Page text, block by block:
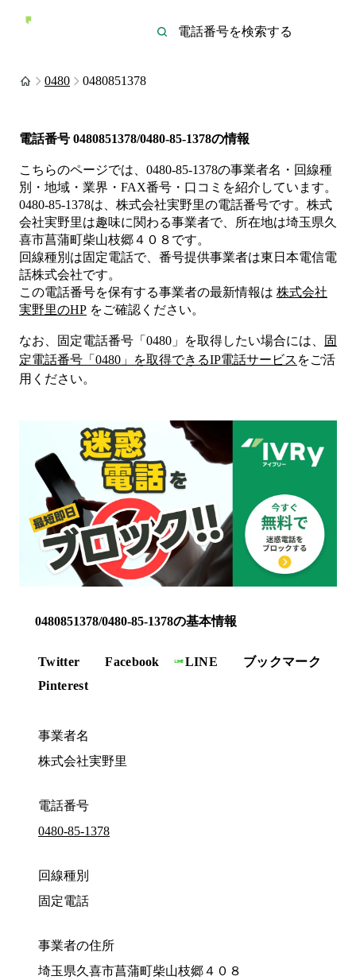
0480 0480851378
電話番号 0480851378/0480-85-1378の情報
こちらのページでは、 0480-85-1378の事業者名・回線種
別・地域・業界・FAX番号・口コミを紹介しています。
0480-85-1378は、 株式会社実野里の電話番号です。 株式
会社実野里は趣味に関わる事業者で、所在地は埼玉県久
喜市菖蒲町柴山枝郷４０８ です。
回線種別は固定電話で、番号提供事業者は東日本電信電
話株式会社です。
この電話番号を保有する事業者の最新情報は 株式会社
実野里のHP をご確認ください。
なお、固定電話番号「 0480 」を取得したい場合には、
固
定電話番号「 0480 」を取得できるIP電話サービス をご活
用ください。
0480851378/0480-85-1378の基本情報
Twitter Facebook LINE
ブックマーク
Pinterest
事業者名
株式会社実野里
電話番号
0480-85-1378
回線種別
固定電話
事業者の住所
埼玉県久喜市菖蒲町柴山枝郷４０８